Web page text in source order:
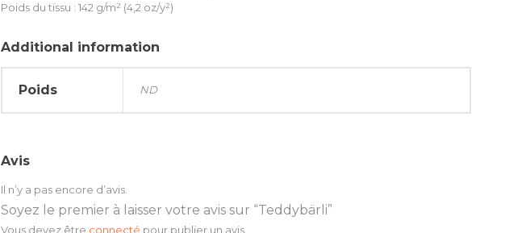
Poids du tissu : 142 g/m² (4,2 oz/y²)
Additional information
Poids ND
Avis
Il n’y a pas encore d’avis.
Soyez le premier à laisser votre avis sur “Teddybärli”
Vous devez être connecté pour publier un avis.